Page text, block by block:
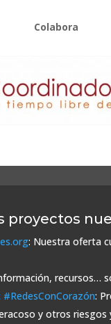
Colabora
proyectos
: Nuestra oferta
recursos…
:
y otros riesgos